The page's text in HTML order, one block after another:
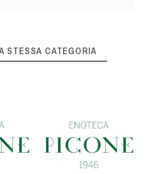
STESSA CATEGORIA